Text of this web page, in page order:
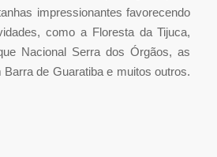
impressionantes favorecendo
como a Floresta da Tijuca,
Nacional Serra dos Órgãos, as
de Guaratiba e muitos outros.